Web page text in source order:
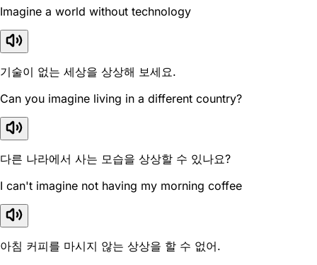
Imagine a world without technology
기술이 없는 세상을 상상해 보세요.
Can you imagine living in a different country?
다른 나라에서 사는 모습을 상상할 수 있나요?
I can't imagine not having my morning coffee
아침 커피를 마시지 않는 상상을 할 수 없어.